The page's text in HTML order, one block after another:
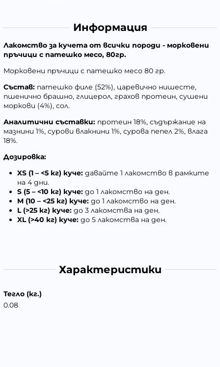
Информация
Лакомство за кучета от всички породи - морковени
пръчици с патешко месо, 80гр.
Морковени пръчици с патешко месо 80 гр.
Състав: патешко филе (52%), царевично нишесте,
пшенично брашно, глицерол, грахов протеин, сушени
моркови (4%), сол.
Аналитични съставки: протеин 18%, съдържание на
мазнини 1%, сурови влакнини 1%, сурова пепел 2%, влага
18%.
Дозировка:
XS (1 – <5 кг) куче: давайте 1 лакомство в рамките
на 4 дни.
S (5 – <10 кг) куче: до 1 лакомство на ден.
M (10 – <25 кг) куче: до 1 лакомство на ден.
L (>25 кг) куче: до 3 лакомства на ден.
XL (>40 кг) куче: до 5 лакомства на ден.
Характеристики
Тегло (кг.)
0.08